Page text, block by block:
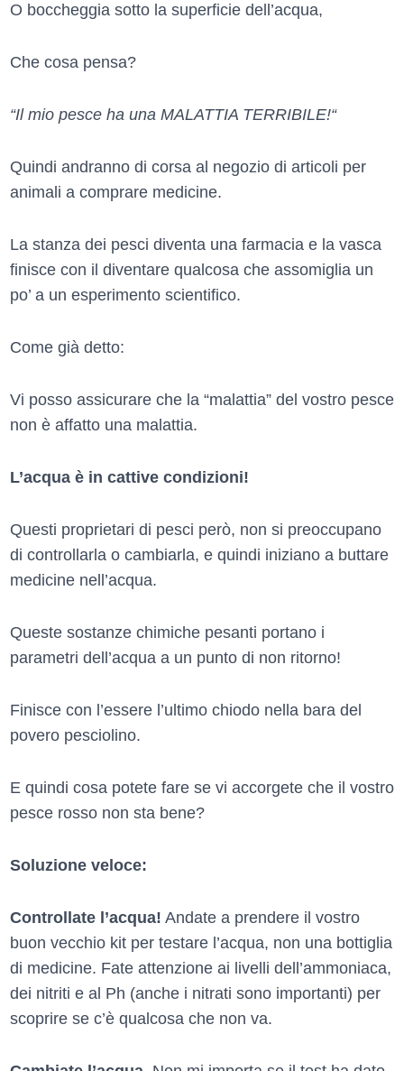
O boccheggia sotto la superficie dell’acqua,
Che cosa pensa?
“Il mio pesce ha una MALATTIA TERRIBILE!“
Quindi andranno di corsa al negozio di articoli per
animali a comprare medicine.
La stanza dei pesci diventa una farmacia e la vasca
finisce con il diventare qualcosa che assomiglia un
po’ a un esperimento scientifico.
Come già detto:
Vi posso assicurare che la “malattia” del vostro pesce
non è affatto una malattia.
L’acqua è in cattive condizioni!
Questi proprietari di pesci però, non si preoccupano
di controllarla o cambiarla, e quindi iniziano a buttare
medicine nell’acqua.
Queste sostanze chimiche pesanti portano i
parametri dell’acqua a un punto di non ritorno!
Finisce con l’essere l’ultimo chiodo nella bara del
povero pesciolino.
E quindi cosa potete fare se vi accorgete che il vostro
pesce rosso non sta bene?
Soluzione veloce:
Controllate l’acqua! Andate a prendere il vostro
buon vecchio kit per testare l’acqua, non una bottiglia
di medicine. Fate attenzione ai livelli dell’ammoniaca,
dei nitriti e al Ph (anche i nitrati sono importanti) per
scoprire se c’è qualcosa che non va.